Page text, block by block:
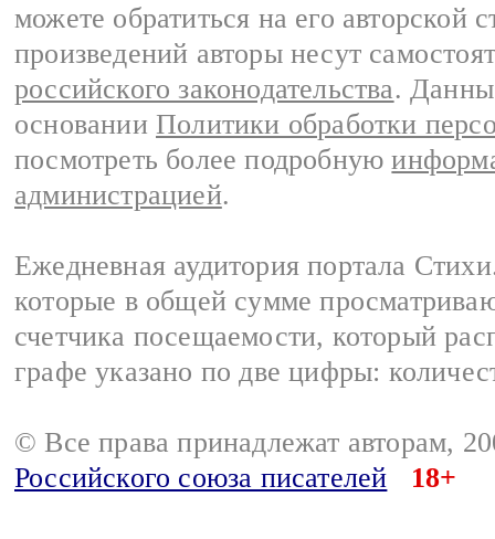
можете обратиться на его авторской
произведений авторы несут
российского законодательства.
основании Политики обработки
посмотреть более подробную
администрацией.
Ежедневная аудитория портала
которые в общей сумме
счетчика посещаемости, который
графе указано по две цифры:
© Все права принадлежат авторам,
Российского союза писателей
18+